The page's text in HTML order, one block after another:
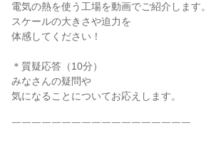
電気の熱を使う工場を動画でご紹介します。
スケールの大きさや迫力を
体感してください！
＊質疑応答（10分）
みなさんの疑問や
気になることについてお応えします。
￣￣￣￣￣￣￣￣￣￣￣￣￣￣￣￣￣￣